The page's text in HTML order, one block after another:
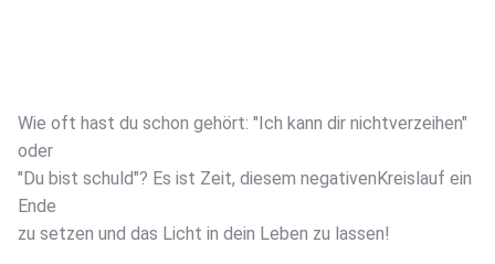
Wie oft hast du schon gehört: "Ich kann dir nichtverzeihen"
oder
"Du bist schuld"? Es ist Zeit, diesem negativenKreislauf ein
Ende
zu setzen und das Licht in dein Leben zu lassen!